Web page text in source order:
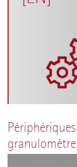
granulomètre